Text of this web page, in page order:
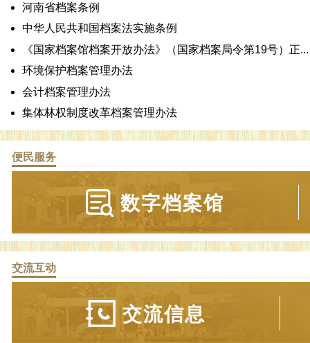
河南省档案条例
中华人民共和国档案法实施条例
《国家档案馆档案开放办法》（国家档案局令第19号）正...
环境保护档案管理办法
会计档案管理办法
集体林权制度改革档案管理办法
便民服务
数字档案馆
交流互动
交流信息